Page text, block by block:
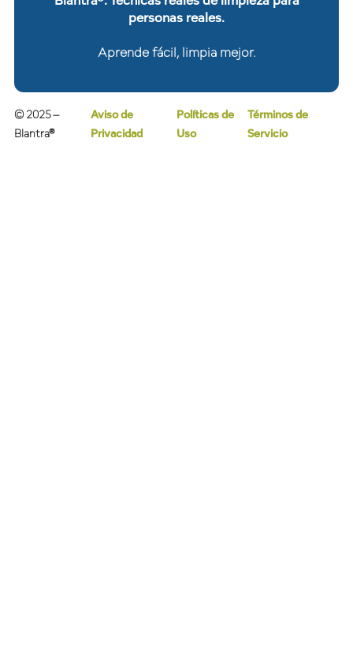
personas reales.
Aprende fácil, limpia mejor.
© 2025 –
Blantra®
Aviso de
Privacidad
Políticas de
Uso
Términos de
Servicio